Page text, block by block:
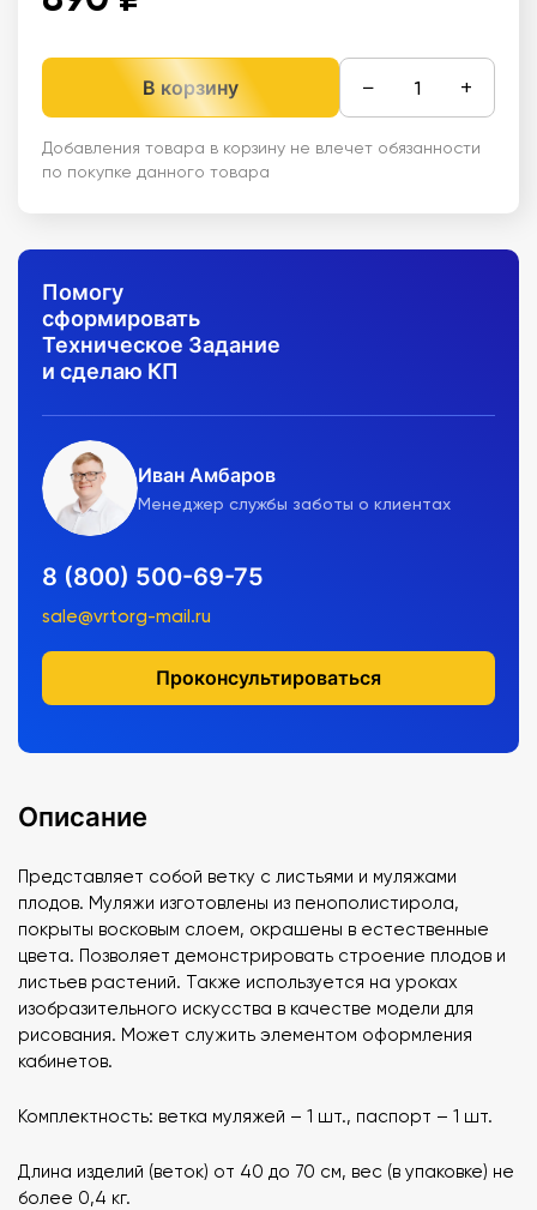
В корзину − +
Добавления товара в корзину не влечет обязанности
по покупке данного товара
Помогу
сформировать
Техническое Задание
и сделаю КП
Иван Амбаров
Менеджер службы заботы о клиентах
8 (800) 500-69-75
sale@vrtorg-mail.ru
Проконсультироваться
Описание
Представляет собой ветку с листьями и муляжами
плодов. Муляжи изготовлены из пенополистирола,
покрыты восковым слоем, окрашены в естественные
цвета. Позволяет демонстрировать строение плодов и
листьев растений. Также используется на уроках
изобразительного искусства в качестве модели для
рисования. Может служить элементом оформления
кабинетов.
Комплектность: ветка муляжей – 1 шт., паспорт – 1 шт.
Длина изделий (веток) от 40 до 70 см, вес (в упаковке) не
более 0,4 кг.